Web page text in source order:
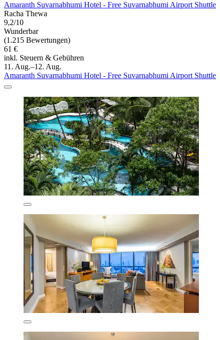
Amaranth Suvarnabhumi Hotel - Free Suvarnabhumi Airport Shuttle
Racha Thewa
9,2/10
Wunderbar
(1.215 Bewertungen)
61 €
inkl. Steuern & Gebühren
11. Aug.–12. Aug.
Amaranth Suvarnabhumi Hotel - Free Suvarnabhumi Airport Shuttle